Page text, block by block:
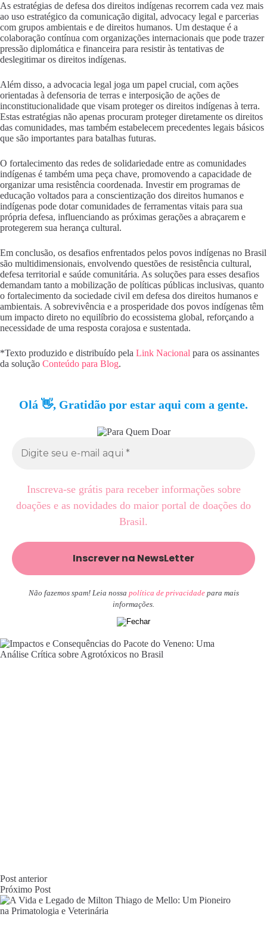
As estratégias de defesa dos direitos indígenas recorrem cada vez mais
ao uso estratégico da comunicação digital, advocacy legal e parcerias
com grupos ambientais e de direitos humanos. Um destaque é a
colaboração contínua com organizações internacionais que pode trazer
pressão diplomática e financeira para resistir às tentativas de
deslegitimar os direitos indígenas.
Além disso, a advocacia legal joga um papel crucial, com ações
orientadas à defensoria de terras e interposição de ações de
inconstitucionalidade que visam proteger os direitos indígenas à terra.
Estas estratégias não apenas procuram proteger diretamente os direitos
das comunidades, mas também estabelecem precedentes legais básicos
que são importantes para batalhas futuras.
O fortalecimento das redes de solidariedade entre as comunidades
indígenas é também uma peça chave, promovendo a capacidade de
organizar uma resistência coordenada. Investir em programas de
educação voltados para a conscientização dos direitos humanos e
indígenas pode dotar comunidades de ferramentas vitais para sua
própria defesa, influenciando as próximas gerações a abraçarem e
protegerem sua herança cultural.
Em conclusão, os desafios enfrentados pelos povos indígenas no Brasil
são multidimensionais, envolvendo questões de resistência cultural,
defesa territorial e saúde comunitária. As soluções para esses desafios
demandam tanto a mobilização de políticas públicas inclusivas, quanto
o fortalecimento da sociedade civil em defesa dos direitos humanos e
ambientais. A sobrevivência e a prosperidade dos povos indígenas têm
um impacto direto no equilíbrio do ecossistema global, reforçando a
necessidade de uma resposta corajosa e sustentada.
*Texto produzido e distribuído pela Link Nacional para os assinantes
da solução Conteúdo para Blog.
Olá 👋, Gratidão por estar aqui com a gente.
Inscreva-se grátis para receber informações sobre
doações e as novidades do maior portal de doações do
Brasil.
Não fazemos spam! Leia nossa política de privacidadepara mais
informações.
Post anterior
Próximo Post